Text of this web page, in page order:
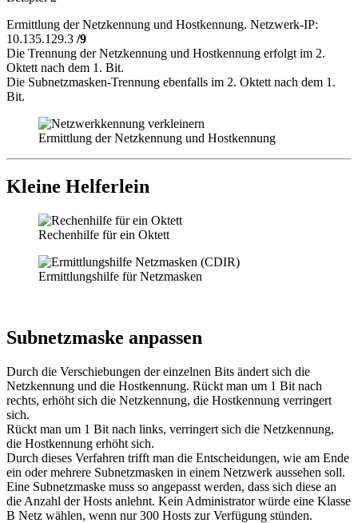
Ermittlung der Netzkennung und Hostkennung. Netzwerk-IP:
10.135.129.3 /9
Die Trennung der Netzkennung und Hostkennung erfolgt im 2.
Oktett nach dem 1. Bit.
Die Subnetzmasken-Trennung ebenfalls im 2. Oktett nach dem 1.
Bit.
Ermittlung der Netzkennung und Hostkennung
Kleine Helferlein
Rechenhilfe für ein Oktett
Ermittlungshilfe für Netzmasken
Subnetzmaske anpassen
Durch die Verschiebungen der einzelnen Bits ändert sich die
Netzkennung und die Hostkennung. Rückt man um 1 Bit nach
rechts, erhöht sich die Netzkennung, die Hostkennung verringert
sich.
Rückt man um 1 Bit nach links, verringert sich die Netzkennung,
die Hostkennung erhöht sich.
Durch dieses Verfahren trifft man die Entscheidungen, wie am Ende
ein oder mehrere Subnetzmasken in einem Netzwerk aussehen soll.
Eine Subnetzmaske muss so angepasst werden, dass sich diese an
die Anzahl der Hosts anlehnt. Kein Administrator würde eine Klasse
B Netz wählen, wenn nur 300 Hosts zur Verfügung stünden.